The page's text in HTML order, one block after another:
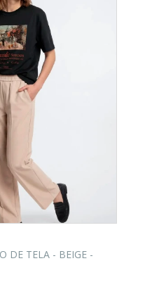
DE TELA - BEIGE -